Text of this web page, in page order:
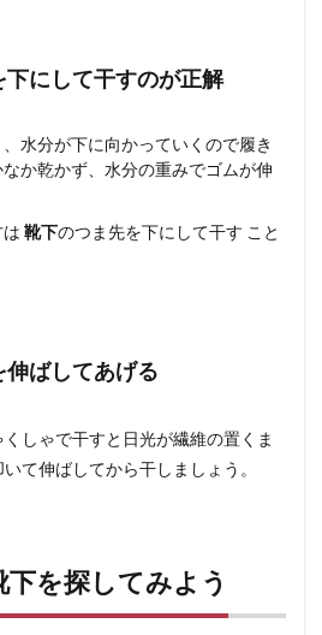
下にして干すのが正解
水分が下に向かっていくので履き
か乾かず、水分の重みでゴムが伸
靴下のつま先を下にして干す こと
ばしてあげる
しゃで干すと日光が繊維の置くま
て伸ばしてから干しましょう。
を探してみよう